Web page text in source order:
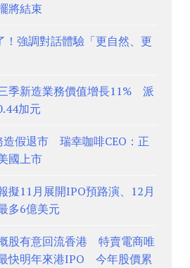
將結束
！強調對話體驗「更自然、更
季新造業務價值增長11% 派
加元
造假退市 瑞幸咖啡CEO：正
國上市
擬11月展開IPO預路演、12月
多6億美元
股有意回流香港 特賣電商唯
快明年來港IPO 今年股價累